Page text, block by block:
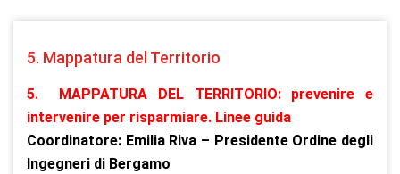
5. Mappatura del Territorio
5. MAPPATURA DEL TERRITORIO: prevenire e
intervenire per risparmiare. Linee guida
Coordinatore: Emilia Riva – Presidente Ordine degli
Ingegneri di Bergamo